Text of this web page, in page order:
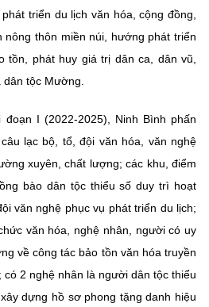
triển du lịch văn hóa, cộng đồng,
nông thôn miền núi, hướng phát triển
tồn, phát huy giá trị dân ca, dân vũ,
tộc Mường.
I (2022-2025), Ninh Bình phấn
lạc bộ, tổ, đội văn hóa, văn nghệ
xuyên, chất lượng; các khu, điểm
bào dân tộc thiểu số duy trì hoạt
văn nghệ phục vụ phát triển du lịch;
văn hóa, nghệ nhân, người có uy
về công tác bảo tồn văn hóa truyền
2 nghệ nhân là người dân tộc thiểu
dựng hồ sơ phong tặng danh hiệu